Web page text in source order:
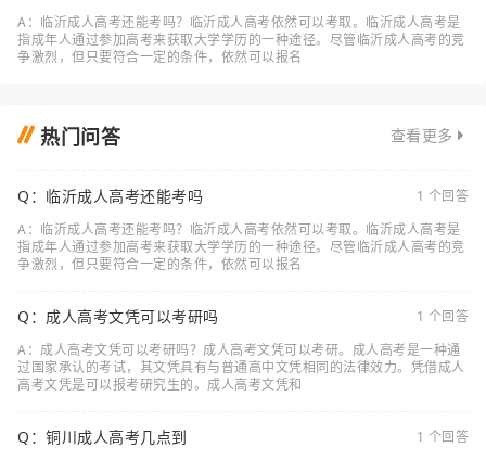
A：临沂成人高考还能考吗？临沂成人高考依然可以考取。临沂成人高考是
指成年人通过参加高考来获取大学学历的一种途径。尽管临沂成人高考的竞
争激烈，但只要符合一定的条件，依然可以报名
热门问答 查看更多
Q：临沂成人高考还能考吗
1 个回答
A：临沂成人高考还能考吗？临沂成人高考依然可以考取。临沂成人高考是
指成年人通过参加高考来获取大学学历的一种途径。尽管临沂成人高考的竞
争激烈，但只要符合一定的条件，依然可以报名
Q：成人高考文凭可以考研吗
1 个回答
A：成人高考文凭可以考研吗？成人高考文凭可以考研。成人高考是一种通
过国家承认的考试，其文凭具有与普通高中文凭相同的法律效力。凭借成人
高考文凭是可以报考研究生的。成人高考文凭和
Q：铜川成人高考几点到
1 个回答